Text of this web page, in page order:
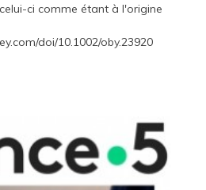
ci comme étant à l'origine
doi/10.1002/oby.23920